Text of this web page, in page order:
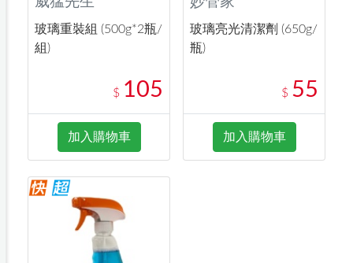
玻璃重裝組 (500g*2瓶/
組)
$ 105
加入購物車
玻璃亮光清潔劑 (650g/
瓶)
$ 55
加入購物車